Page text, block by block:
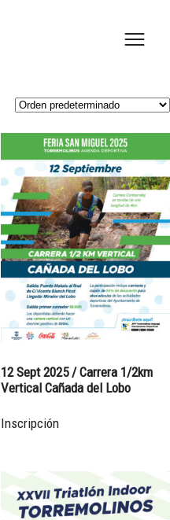
12 Sept 2025 / Carrera 1/2km
Vertical Cañada del Lobo
Inscripción